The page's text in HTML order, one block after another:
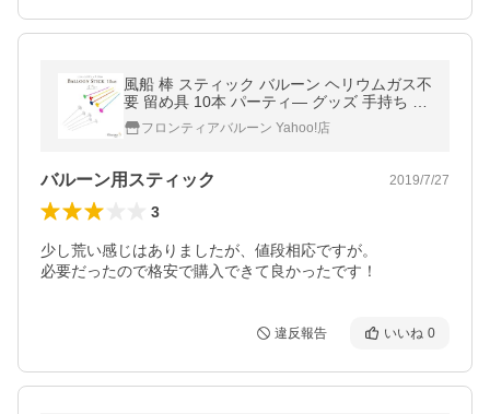
風船 棒 スティック バルーン ヘリウムガス不
要 留め具 10本 パーティ― グッズ 手持ち 装
飾 デコレーション 誕生日 DIY 飾り イベント
用品 送料無料
フロンティアバルーン Yahoo!店
バルーン用スティック 2019/7/27
3
少し荒い感じはありましたが、値段相応ですが。
必要だったので格安で購入できて良かったです！
違反報告 いいね 0